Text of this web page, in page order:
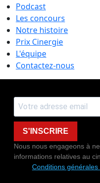
Podcast
Les concours
Notre histoire
Prix Cinergie
L'équipe
Contactez-nous
S'INSCRIRE
Nous nous engageons à
informations relatives au
Conditions